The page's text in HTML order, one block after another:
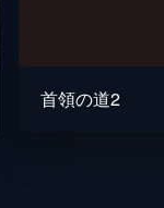
首領の道2